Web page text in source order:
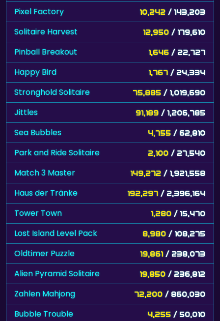
Pixel Factory 10,242 / 143,203
Solitaire Harvest 12,950 / 179,610
Pinball Breakout 1,646 / 22,727
Happy Bird 1,767 / 24,334
Stronghold Solitaire 75,885 / 1,019,690
Jittles 91,189 / 1,206,785
Sea Bubbles 4,755 / 62,810
Park and Ride Solitaire 2,100 / 27,540
Match 3 Master 149,272 / 1,921,558
Haus der Tränke 192,297 / 2,396,164
Tower Town 1,280 / 15,470
Lost Island Level Pack 8,980 / 108,275
Oldtimer Puzzle 19,861 / 238,073
Alien Pyramid Solitaire 19,850 / 236,812
Zahlen Mahjong 72,200 / 860,030
Bubble Trouble 4,255 / 50,010